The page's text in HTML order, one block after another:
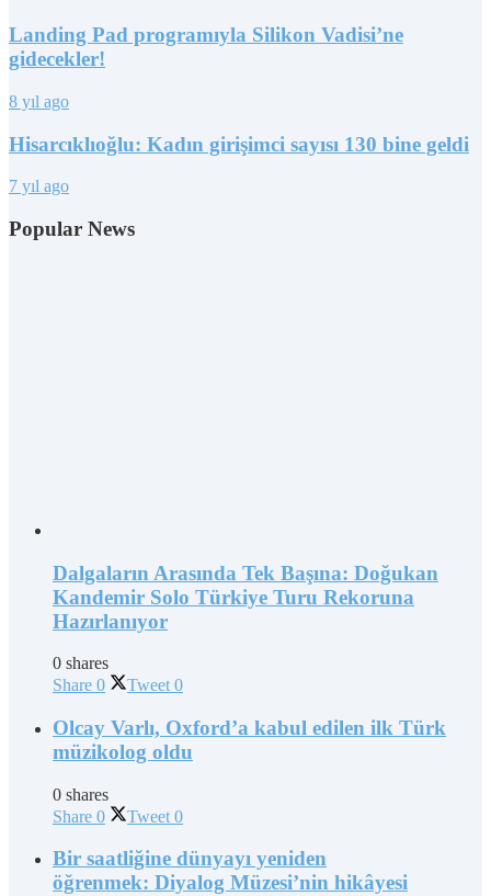
Landing Pad programıyla Silikon Vadisi’ne
gidecekler!
8 yıl ago
Hisarcıklıoğlu: Kadın girişimci sayısı 130 bine geldi
7 yıl ago
Popular News
Dalgaların Arasında Tek Başına: Doğukan
Kandemir Solo Türkiye Turu Rekoruna
Hazırlanıyor
0 shares
Share 0 Tweet 0
Olcay Varlı, Oxford’a kabul edilen ilk Türk
müzikolog oldu
0 shares
Share 0 Tweet 0
Bir saatliğine dünyayı yeniden
öğrenmek: Diyalog Müzesi’nin hikâyesi